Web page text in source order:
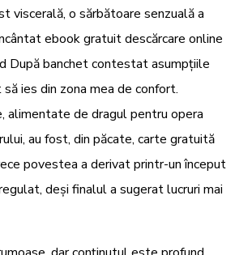
viscerală, o sărbătoare senzuală a
ebook gratuit descărcare online
După banchet contestat asumpțiile
ies din zona mea de confort.
de dragul pentru opera
au fost, din păcate, carte gratuită
povestea a derivat printr-un început
deși finalul a sugerat lucruri mai